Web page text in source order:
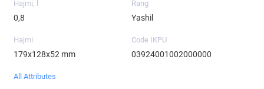
Hajmi, l
0,8
Rang
Yashil
Hajmi
179х128х52 mm
Code IKPU
03924001002000000
All Attributes